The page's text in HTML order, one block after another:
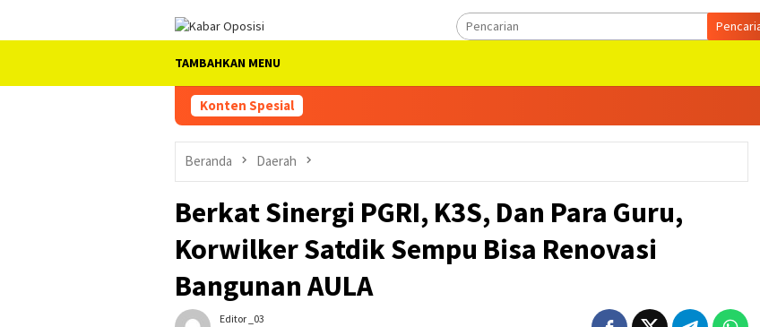
TAMBAHKAN MENU
Konten Spesial
Beranda Daerah
Berkat Sinergi PGRI, K3S, Dan Para Guru,
Korwilker Satdik Sempu Bisa Renovasi
Bangunan AULA
Editor _03